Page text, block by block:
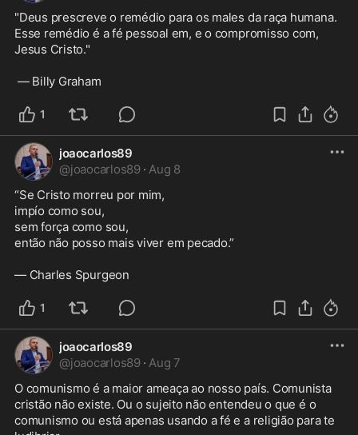
"Deus prescreve o remédio para os males da raça humana.
Esse remédio é a fé pessoal em, e o compromisso com,
Jesus Cristo."
— Billy Graham
1
joaocarlos89
@joaocarlos89 · Aug 8
“Se Cristo morreu por mim,
impío como sou,
sem força como sou,
então não posso mais viver em pecado.”
— Charles Spurgeon
1
joaocarlos89
@joaocarlos89 · Aug 7
O comunismo é a maior ameaça ao nosso país. Comunista
cristão não existe. Ou o sujeito não entendeu o que é o
comunismo ou está apenas usando a fé e a religião para te